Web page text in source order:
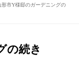
形市Y様邸のガーデニングの
の続き